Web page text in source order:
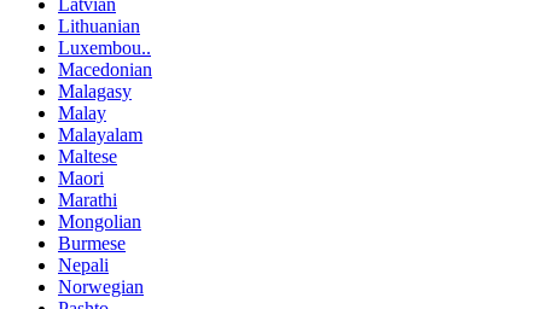
Latvian
Lithuanian
Luxembou..
Macedonian
Malagasy
Malay
Malayalam
Maltese
Maori
Marathi
Mongolian
Burmese
Nepali
Norwegian